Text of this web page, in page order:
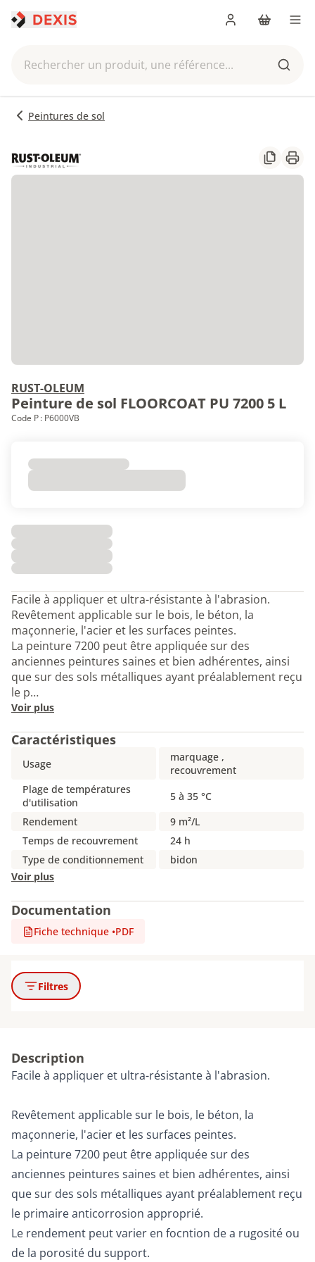
Rechercher un produit, une référence...
Panier
Peintures de sol
Partager
RUST-OLEUM
Peinture de sol FLOORCOAT PU 7200 5 L
Code P : P6000VB
Facile à appliquer et ultra-résistante à l'abrasion.
Revêtement applicable sur le bois, le béton, la
maçonnerie, l'acier et les surfaces peintes.
La peinture 7200 peut être appliquée sur des
anciennes peintures saines et bien adhérentes, ainsi
que sur des sols métalliques ayant préalablement reçu
le p…
Voir plus
Caractéristiques
Usage
marquage ,
recouvrement
Plage de températures
d'utilisation
5 à 35 °C
Rendement
9 m²/L
Temps de recouvrement
24 h
Type de conditionnement
bidon
Voir plus
Documentation
Fiche technique •PDF
Filtres
Description
Facile à appliquer et ultra-résistante à l'abrasion.
Revêtement applicable sur le bois, le béton, la
maçonnerie, l'acier et les surfaces peintes.
La peinture 7200 peut être appliquée sur des
anciennes peintures saines et bien adhérentes, ainsi
que sur des sols métalliques ayant préalablement reçu
le primaire anticorrosion approprié.
Le rendement peut varier en focntion de a rugosité ou
de la porosité du support.